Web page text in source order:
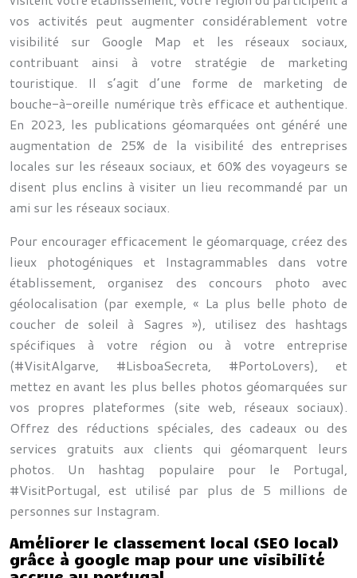
vos activités peut augmenter considérablement votre
visibilité sur Google Map et les réseaux sociaux,
contribuant ainsi à votre stratégie de marketing
touristique. Il s’agit d’une forme de marketing de
bouche-à-oreille numérique très efficace et authentique.
En 2023, les publications géomarquées ont généré une
augmentation de 25% de la visibilité des entreprises
locales sur les réseaux sociaux, et 60% des voyageurs se
disent plus enclins à visiter un lieu recommandé par un
ami sur les réseaux sociaux.
Pour encourager efficacement le géomarquage, créez des
lieux photogéniques et Instagrammables dans votre
établissement, organisez des concours photo avec
géolocalisation (par exemple, « La plus belle photo de
coucher de soleil à Sagres »), utilisez des hashtags
spécifiques à votre région ou à votre entreprise
(#VisitAlgarve, #LisboaSecreta, #PortoLovers), et
mettez en avant les plus belles photos géomarquées sur
vos propres plateformes (site web, réseaux sociaux).
Offrez des réductions spéciales, des cadeaux ou des
services gratuits aux clients qui géomarquent leurs
photos. Un hashtag populaire pour le Portugal,
#VisitPortugal, est utilisé par plus de 5 millions de
personnes sur Instagram.
Améliorer le classement local (SEO local)
grâce à google map pour une visibilité